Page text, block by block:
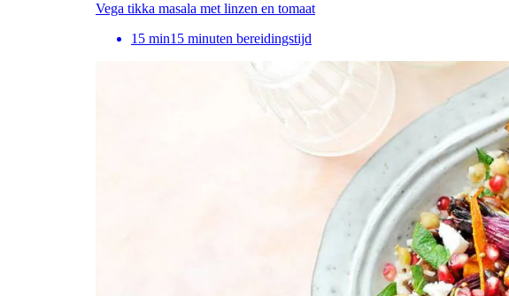
Vega tikka masala met linzen en tomaat
15 min15 minuten bereidingstijd